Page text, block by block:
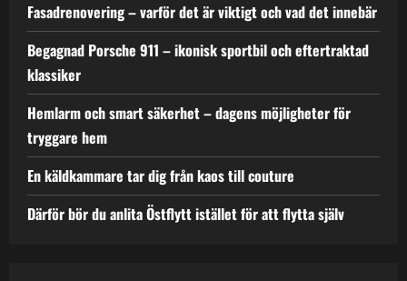
Fasadrenovering – varför det är viktigt och vad det innebär
Begagnad Porsche 911 – ikonisk sportbil och eftertraktad
klassiker
Hemlarm och smart säkerhet – dagens möjligheter för
tryggare hem
En käldkammare tar dig från kaos till couture
Därför bör du anlita Östflytt istället för att flytta själv